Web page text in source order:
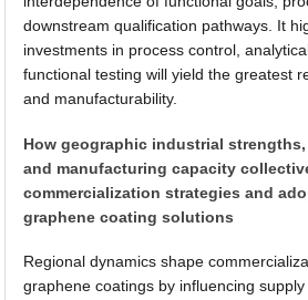
downstream qualification pathways. It
investments in process control,
functional testing will yield the greatest
and manufacturability.
How geographic industrial
and manufacturing capacity
commercialization strategies and
graphene coating solutions
Regional dynamics shape
graphene coatings by influencing